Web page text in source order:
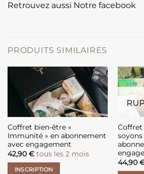
Retrouvez aussi Notre facebook
PRODUITS SIMILAIRES
Coffret bien-être «
Immunité » en abonnement
avec engagement
42,90 € tous les 2 mois
INSCRIPTION
Coffret
soyons
44,90